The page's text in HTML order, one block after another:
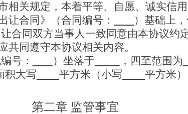
相关规定，本着平等、自愿、诚实信
让合同》
（合同编号：
）基础上
合同双方当事人一致同意由本协议约
同遵守本协议相关内容。
编号： ） 坐落于
，四至范围为
积大写 平方米（小写 平方米）
第二章 监管事宜